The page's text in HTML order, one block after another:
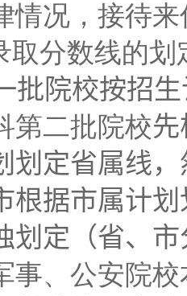
情况，接待
取分数线的划
院校按招生
第二批院校
划定省属线
根据市属计
划定（省、
事、公安院